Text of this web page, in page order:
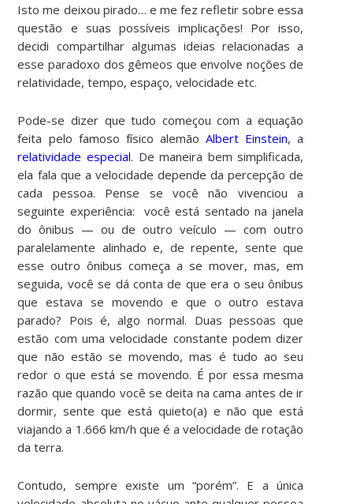
Isto me deixou pirado… e me fez refletir sobre essa
questão e suas possíveis implicações! Por isso,
decidi compartilhar algumas ideias relacionadas a
esse paradoxo dos gêmeos que envolve noções de
relatividade, tempo, espaço, velocidade etc.
Pode-se dizer que tudo começou com a equação
feita pelo famoso físico alemão Albert Einstein, a
relatividade especial. De maneira bem simplificada,
ela fala que a velocidade depende da percepção de
cada pessoa. Pense se você não vivenciou a
seguinte experiência: você está sentado na janela
do ônibus — ou de outro veículo — com outro
paralelamente alinhado e, de repente, sente que
esse outro ônibus começa a se mover, mas, em
seguida, você se dá conta de que era o seu ônibus
que estava se movendo e que o outro estava
parado? Pois é, algo normal. Duas pessoas que
estão com uma velocidade constante podem dizer
que não estão se movendo, mas é tudo ao seu
redor o que está se movendo. É por essa mesma
razão que quando você se deita na cama antes de ir
dormir, sente que está quieto(a) e não que está
viajando a 1.666 km/h que é a velocidade de rotação
da terra.
Contudo, sempre existe um “porém”. E a única